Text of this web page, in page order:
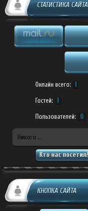
СТАТИСТИКА САЙТА
Онлайн всего: 1
Гостей: 1
Пользователей: 0
Никого ...
Кто нас посетил?
КНОПКА САЙТА